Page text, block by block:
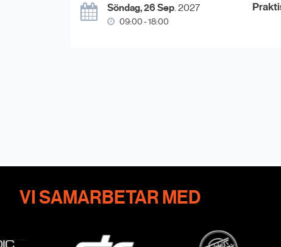
Söndag, 26 Sep. 2027
09:00 - 18:00
VI SAMARBETAR MED